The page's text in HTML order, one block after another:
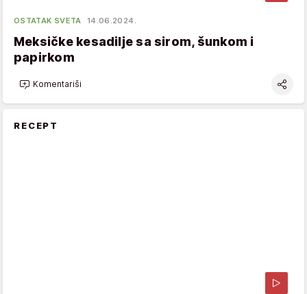
OSTATAK SVETA 14.06.2024.
Meksičke kesadilje sa sirom, šunkom i
papirkom
Komentariši
RECEPT